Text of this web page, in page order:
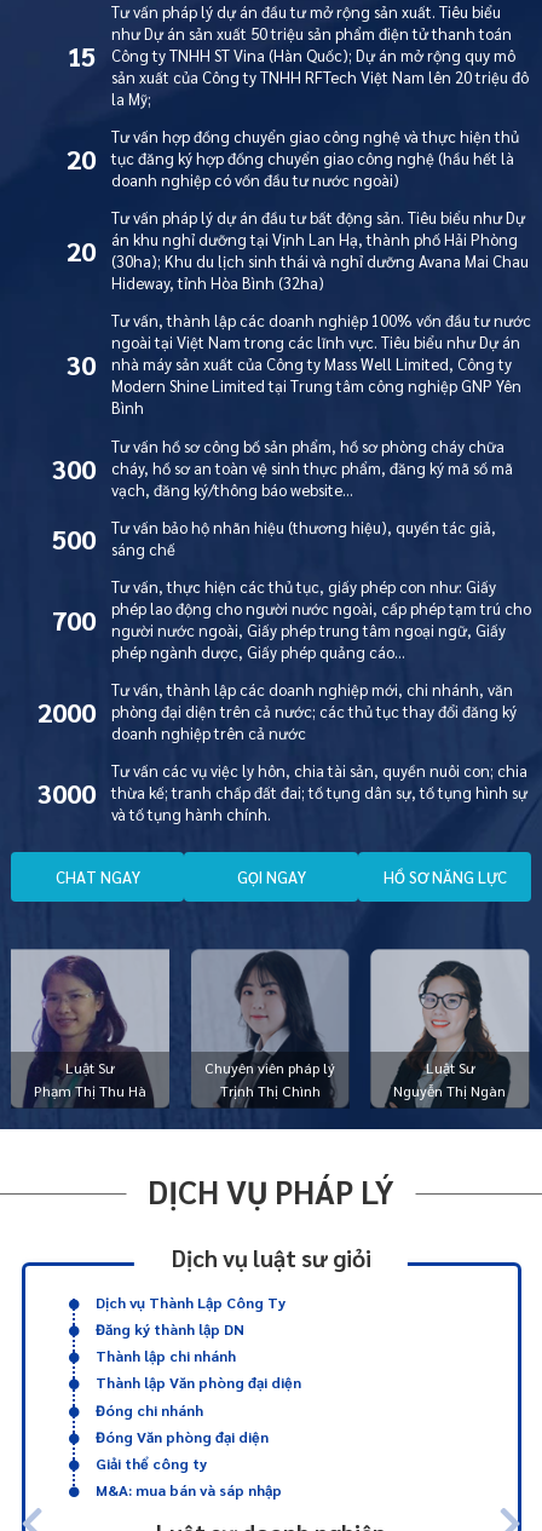
Luật Sư
Phạm Thị Thu Hà
Chuyên viên pháp lý
Trịnh Thị Chình
Luật Sư
Nguyễn Thị Ngàn
15
Tư vấn pháp lý dự án đầu tư mở rộng sản xuất. Tiêu biểu
như Dự án sản xuất 50 triệu sản phẩm điện tử thanh toán
Công ty TNHH ST Vina (Hàn Quốc); Dự án mở rộng quy mô
sản xuất của Công ty TNHH RFTech Việt Nam lên 20 triệu đô
la Mỹ;
20
Tư vấn hợp đồng chuyển giao công nghệ và thực hiện thủ
tục đăng ký hợp đồng chuyển giao công nghệ (hầu hết là
doanh nghiệp có vốn đầu tư nước ngoài)
20
Tư vấn pháp lý dự án đầu tư bất động sản. Tiêu biểu như Dự
án khu nghỉ dưỡng tại Vịnh Lan Hạ, thành phố Hải Phòng
(30ha); Khu du lịch sinh thái và nghỉ dưỡng Avana Mai Chau
Hideway, tỉnh Hòa Bình (32ha)
30
Tư vấn, thành lập các doanh nghiệp 100% vốn đầu tư nước
ngoài tại Việt Nam trong các lĩnh vực. Tiêu biểu như Dự án
nhà máy sản xuất của Công ty Mass Well Limited, Công ty
Modern Shine Limited tại Trung tâm công nghiệp GNP Yên
Bình
300
Tư vấn hồ sơ công bố sản phẩm, hồ sơ phòng cháy chữa
cháy, hồ sơ an toàn vệ sinh thực phẩm, đăng ký mã số mã
vạch, đăng ký/thông báo website…
500
Tư vấn bảo hộ nhãn hiệu (thương hiệu), quyền tác giả,
sáng chế
700
Tư vấn, thực hiện các thủ tục, giấy phép con như: Giấy
phép lao động cho người nước ngoài, cấp phép tạm trú cho
người nước ngoài, Giấy phép trung tâm ngoại ngữ, Giấy
phép ngành dược, Giấy phép quảng cáo…
2000
Tư vấn, thành lập các doanh nghiệp mới, chi nhánh, văn
phòng đại diện trên cả nước; các thủ tục thay đổi đăng ký
doanh nghiệp trên cả nước
3000
Tư vấn các vụ việc ly hôn, chia tài sản, quyền nuôi con; chia
thừa kế; tranh chấp đất đai; tố tụng dân sự, tố tụng hình sự
và tố tụng hành chính.
CHAT NGAY GỌI NGAY HỒ SƠ NĂNG LỰC
DỊCH VỤ PHÁP LÝ
Dịch vụ luật sư giỏi
Dịch vụ Thành Lập Công Ty
Đăng ký thành lập DN
Thành lập chi nhánh
Thành lập Văn phòng đại diện
Đóng chi nhánh
Đóng Văn phòng đại diện
Giải thể công ty
M&A: mua bán và sáp nhập